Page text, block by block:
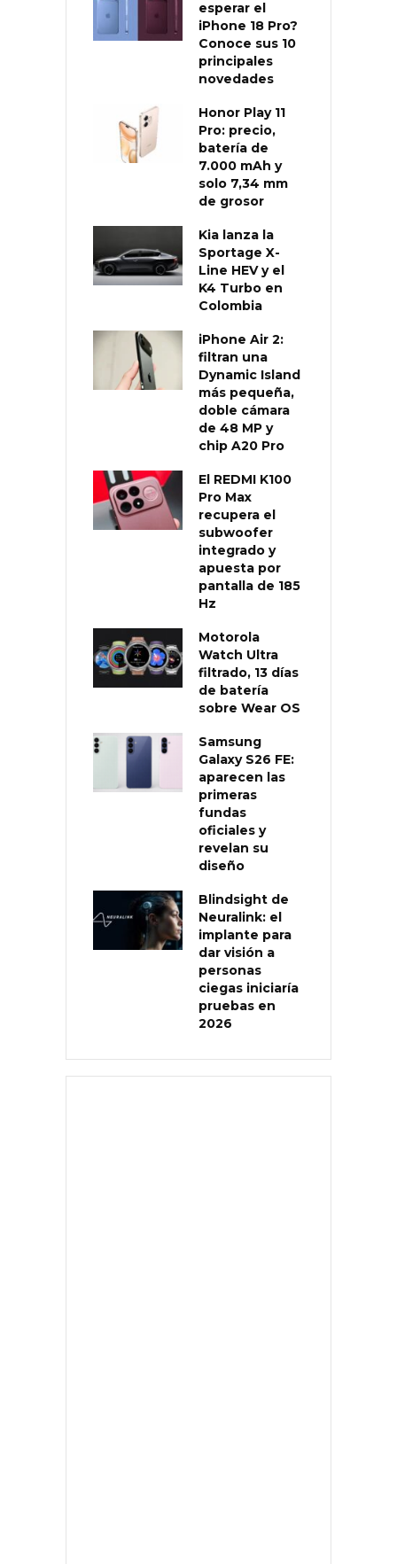
esperar el
iPhone 18 Pro?
Conoce sus 10
principales
novedades
Honor Play 11
Pro: precio,
batería de
7.000 mAh y
solo 7,34 mm
de grosor
Kia lanza la
Sportage X-
Line HEV y el
K4 Turbo en
Colombia
iPhone Air 2:
filtran una
Dynamic Island
más pequeña,
doble cámara
de 48 MP y
chip A20 Pro
El REDMI K100
Pro Max
recupera el
subwoofer
integrado y
apuesta por
pantalla de 185
Hz
Motorola
Watch Ultra
filtrado, 13 días
de batería
sobre Wear OS
Samsung
Galaxy S26 FE:
aparecen las
primeras
fundas
oficiales y
revelan su
diseño
Blindsight de
Neuralink: el
implante para
dar visión a
personas
ciegas iniciaría
pruebas en
2026